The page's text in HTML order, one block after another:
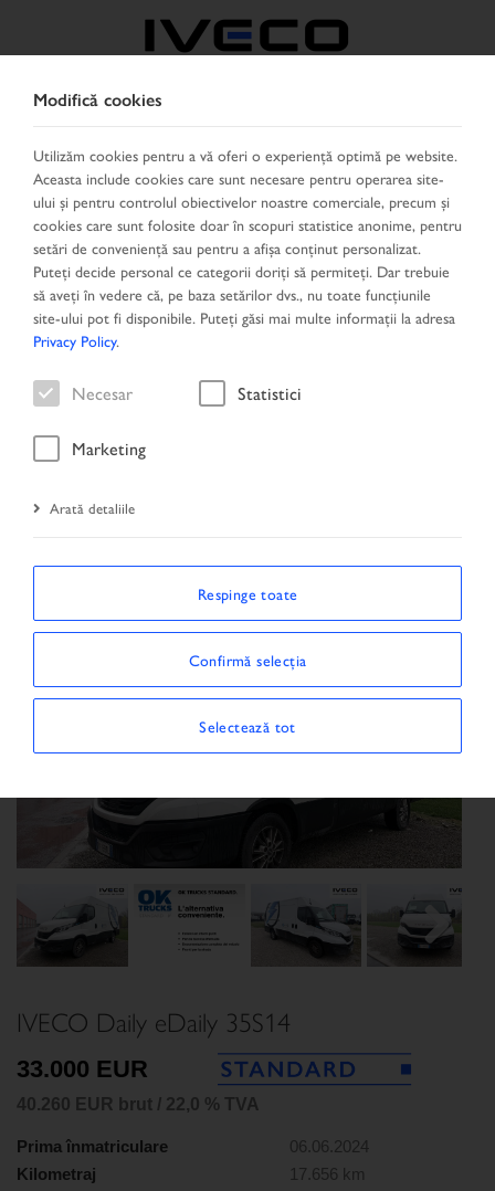
ROMÂNIA
SELECTEAZĂ ŢARA SCHIMBĂ LIMBA
Toggle
navigation
MENU
Vehicule
Next
IVECO Daily eDaily 35S14
33.000 EUR
40.260 EUR brut / 22,0 % TVA
Prima înmatriculare
06.06.2024
Kilometraj
17.656 km
Modifică cookies
Utilizăm cookies pentru a vă oferi o experiență optimă pe website.
Aceasta include cookies care sunt necesare pentru operarea site-
ului și pentru controlul obiectivelor noastre comerciale, precum și
cookies care sunt folosite doar în scopuri statistice anonime, pentru
setări de conveniență sau pentru a afișa conținut personalizat.
Puteți decide personal ce categorii doriți să permiteți. Dar trebuie
să aveți în vedere că, pe baza setărilor dvs., nu toate funcțiunile
site-ului pot fi disponibile. Puteți găsi mai multe informații la adresa
Privacy Policy.
Necesar Statistici
Marketing
Arată detaliile
Respinge toate
Confirmă selecția
Selectează tot